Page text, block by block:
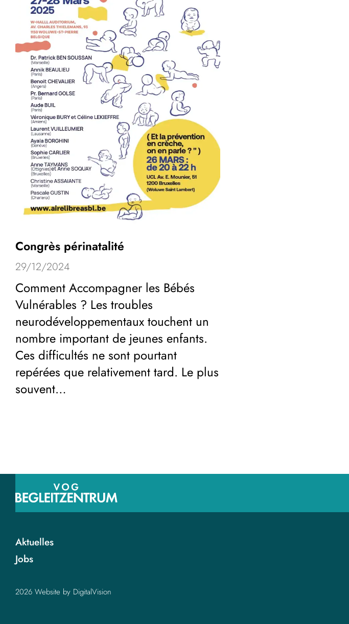
Congrès périnatalité
29/12/2024
Comment Accompagner les Bébés
Vulnérables ? Les troubles
neurodéveloppementaux touchent un
nombre important de jeunes enfants.
Ces difficultés ne sont pourtant
repérées que relativement tard. Le plus
souvent…
Aktuelles
Jobs
2026 Website by DigitalVision